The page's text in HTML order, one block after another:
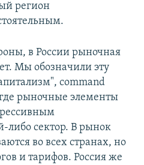
регион
в России рыночная
Мы обозначили эту
command
рыночные элементы
либо сектор. В рынок
во всех странах, но
и тарифов. Россия же